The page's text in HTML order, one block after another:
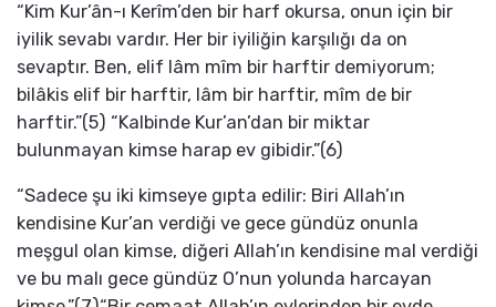
“Kim Kur’ân-ı Kerîm’den bir harf okursa, onun için bir
iyilik sevabı vardır. Her bir iyiliğin karşılığı da on
sevaptır. Ben, elif lâm mîm bir harftir demiyorum;
bilâkis elif bir harftir, lâm bir harftir, mîm de bir
harftir.”(5) “Kalbinde Kur’an’dan bir miktar
bulunmayan kimse harap ev gibidir.”(6)
“Sadece şu iki kimseye gıpta edilir: Biri Allah’ın
kendisine Kur’an verdiği ve gece gündüz onunla
meşgul olan kimse, diğeri Allah’ın kendisine mal verdiği
ve bu malı gece gündüz O’nun yolunda harcayan